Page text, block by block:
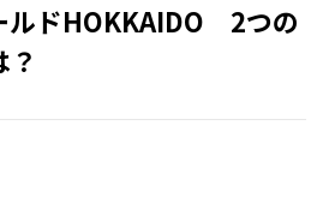
群馬エリア
ルドHOKKAIDO 2つの
？